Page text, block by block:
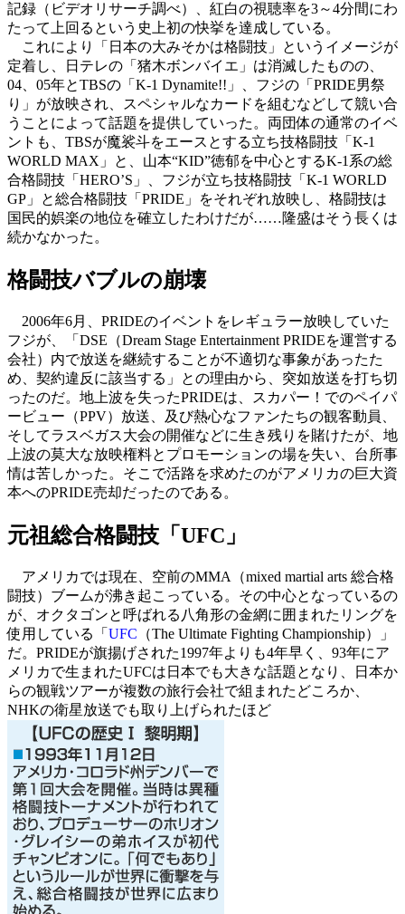
記録（ビデオリサーチ調べ）、紅白の視聴率を3～4分間にわ
たって上回るという史上初の快挙を達成している。
これにより「日本の大みそかは格闘技」というイメージが
定着し、日テレの「猪木ボンバイエ」は消滅したものの、
04、05年とTBSの「K-1 Dynamite!!」、フジの「PRIDE男祭
り」が放映され、スペシャルなカードを組むなどして競い合
うことによって話題を提供していった。両団体の通常のイベ
ントも、TBSが魔裟斗をエースとする立ち技格闘技「K-1
WORLD MAX」と、山本“KID”徳郁を中心とするK-1系の総
合格闘技「HERO’S」、フジが立ち技格闘技「K-1 WORLD
GP」と総合格闘技「PRIDE」をそれぞれ放映し、格闘技は
国民的娯楽の地位を確立したわけだが……隆盛はそう長くは
続かなかった。
格闘技バブルの崩壊
2006年6月、PRIDEのイベントをレギュラー放映していた
フジが、「DSE（Dream Stage Entertainment PRIDEを運営する
会社）内で放送を継続することが不適切な事象があったた
め、契約違反に該当する」との理由から、突如放送を打ち切
ったのだ。地上波を失ったPRIDEは、スカパー！でのペイパ
ービュー（PPV）放送、及び熱心なファンたちの観客動員、
そしてラスベガス大会の開催などに生き残りを賭けたが、地
上波の莫大な放映権料とプロモーションの場を失い、台所事
情は苦しかった。そこで活路を求めたのがアメリカの巨大資
本へのPRIDE売却だったのである。
元祖総合格闘技「UFC」
アメリカでは現在、空前のMMA（mixed martial arts 総合格
闘技）ブームが沸き起こっている。その中心となっているの
が、オクタゴンと呼ばれる八角形の金網に囲まれたリングを
使用している「 UFC （The Ultimate Fighting Championship）」
だ。PRIDEが旗揚げされた1997年よりも4年早く、93年にア
メリカで生まれたUFCは日本でも大きな話題となり、日本か
らの観戦ツアーが複数の旅行会社で組まれたどころか、
NHKの衛星放送でも取り上げられたほど